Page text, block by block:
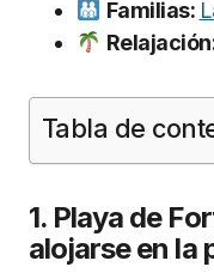
Familias:
Tabla de
1. Playa de
alojarse en la